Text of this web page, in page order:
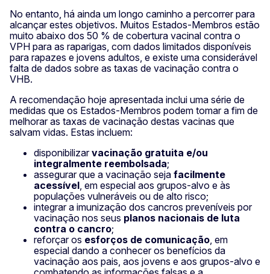
No entanto, há ainda um longo caminho a percorrer para
alcançar estes objetivos. Muitos Estados-Membros estão
muito abaixo dos 50 % de cobertura vacinal contra o
VPH para as raparigas, com dados limitados disponíveis
para rapazes e jovens adultos, e existe uma considerável
falta de dados sobre as taxas de vacinação contra o
VHB.
A recomendação hoje apresentada inclui uma série de
medidas que os Estados-Membros podem tomar a fim de
melhorar as taxas de vacinação destas vacinas que
salvam vidas. Estas incluem:
disponibilizarvacinação gratuita e/ou
integralmente reembolsada;
assegurar que a vacinação seja facilmente
acessível , em especial aos grupos-alvo e às
populações vulneráveis ou de alto risco;
integrar a imunização dos cancros preveníveis por
vacinação nos seus planos nacionais de luta
contra o cancro;
reforçar os esforços de comunicação , em
especial dando a conhecer os benefícios da
vacinação aos pais, aos jovens e aos grupos-alvo e